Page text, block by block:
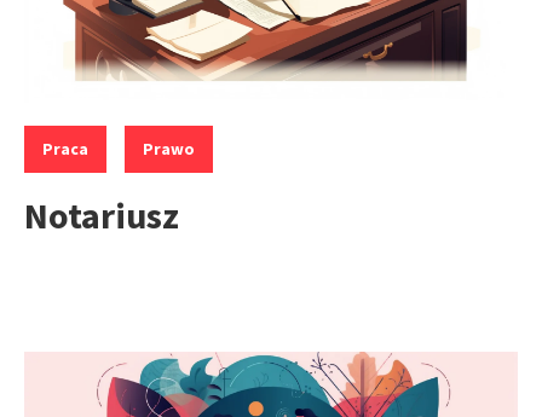
Kategorie:
Praca Prawo
Notariusz